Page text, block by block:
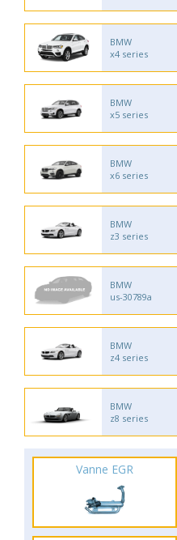
BMW
x4 series
BMW
x5 series
BMW
x6 series
BMW
z3 series
BMW
us-30789a
BMW
z4 series
BMW
z8 series
Vanne EGR